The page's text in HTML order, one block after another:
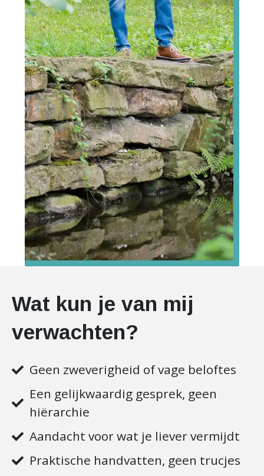
Wat kun je van mij
verwachten?
Geen zweverigheid of vage beloftes
Een gelijkwaardig gesprek, geen
hiërarchie
Aandacht voor wat je liever vermijdt
Praktische handvatten, geen trucjes